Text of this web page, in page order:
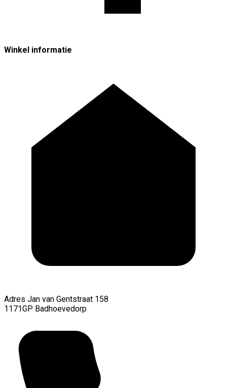
Winkel informatie
Adres Jan van Gentstraat 158
1171GP Badhoevedorp